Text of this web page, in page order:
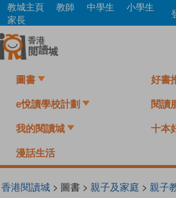
Skip
main
content
教城主頁 教師 中學生
小學生
家長
圖書 好書
e悅讀學校計劃 閱讀
我的閱讀城 十本
漫話生活
香港閱讀城> 圖書 > 親子及家庭 > 親子